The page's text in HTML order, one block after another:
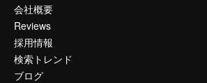
会社概要
Reviews
採用情報
検索トレンド
ブログ